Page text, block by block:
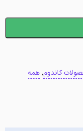
کاندوم,همه